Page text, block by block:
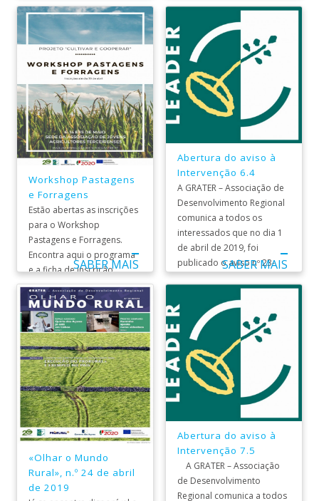
2019 e, pode consultá-lo
Workshop Pastagens
e Forragens
Estão abertas as inscrições
para o Workshop
Pastagens e Forragens.
Encontra aqui o programa
e a ficha de inscrição. ...
SABER MAIS
Abertura do aviso à
Intervenção 6.4
A GRATER – Associação de
Desenvolvimento Regional
comunica a todos os
interessados que no dia 1
de abril de 2019, foi
publicado o aviso nº 23-
2019_6.4_GRATER ...
SABER MAIS
«Olhar o Mundo
Rural», n.º 24 de abril
de 2019
Abertura do aviso à
Intervenção 7.5
A GRATER – Associação
de Desenvolvimento
Regional comunica a todos